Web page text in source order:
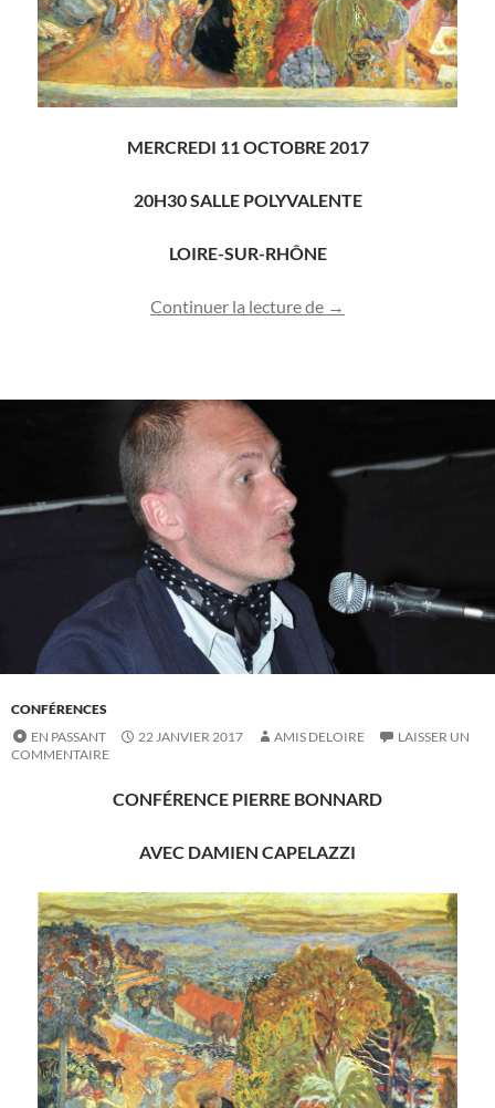
MERCREDI 11 OCTOBRE 2017
20H30 SALLE POLYVALENTE
LOIRE-SUR-RHÔNE
Continuer la lecture de CONFÉRENCE
→
CONFÉRENCES
EN PASSANT
22 JANVIER 2017 AMIS DELOIRE
LAISSER UN
COMMENTAIRE
CONFÉRENCE PIERRE BONNARD
AVEC DAMIEN CAPELAZZI